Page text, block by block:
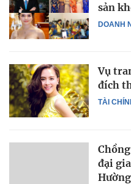
DOANH
sản
TÀI
Vụ
đích
đại
Hường